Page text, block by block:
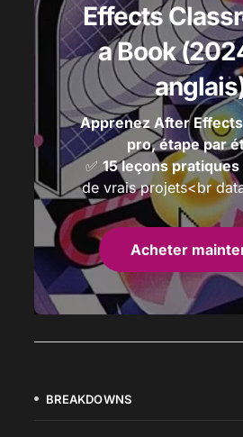
Effects
a Book
Apprenez After
pro, étape par
✅ 15 leçons pratiques
de vrais projets<br
Acheter
BREAKDOWNS